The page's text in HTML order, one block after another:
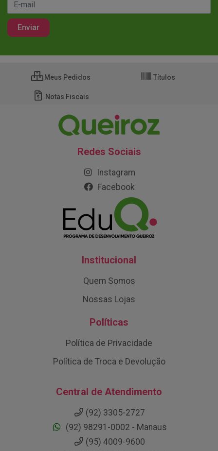
Meus Pedidos Títulos
Notas Fiscais
Redes Sociais
Instagram
Facebook
Institucional
Quem Somos
Nossas Lojas
Políticas
Política de Privacidade
Política de Troca e Devolução
Central de Atendimento
(92) 3305-2727
(92) 98291-0002 - Manaus
(95) 4009-9600